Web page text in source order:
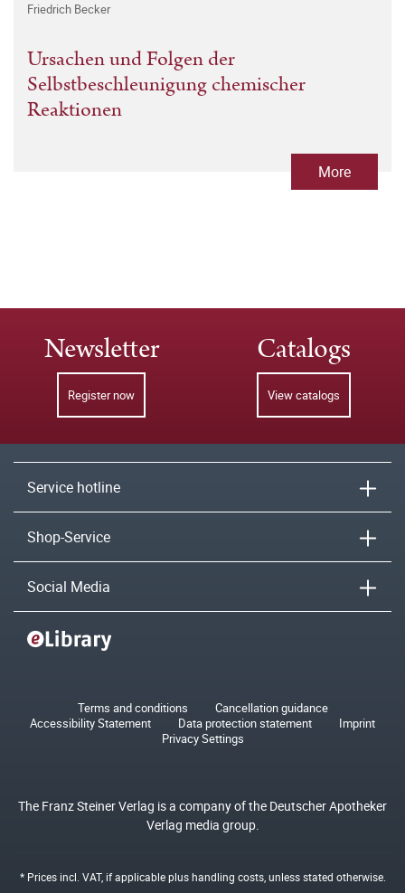
Friedrich Becker
Ursachen und Folgen der
Selbstbeschleunigung chemischer
Reaktionen
More
Newsletter
Register now
Catalogs
View catalogs
Service hotline
Shop-Service
Social Media
Terms and conditions
Cancellation guidance
Accessibility Statement
Data protection statement
Imprint
Privacy Settings
The Franz Steiner Verlag is a company of the Deutscher Apotheker
Verlag media group.
* Prices incl. VAT, if applicable plushandling costs, unless stated otherwise.